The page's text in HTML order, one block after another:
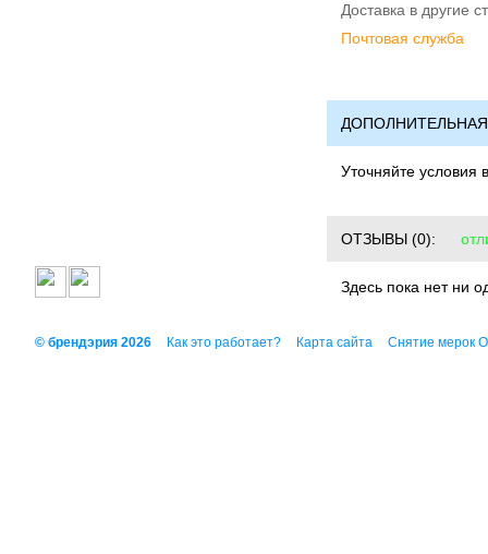
Доставка в другие
Почтовая служба
Уточняйте условия
ОТЗЫВЫ (0):
Здесь пока нет ни
© брендэрия 2026 Как это работает? Карта сайта Снятие мерок